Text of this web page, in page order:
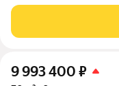
за ней открываются
природу. Уникальная
9 993 400 ₽